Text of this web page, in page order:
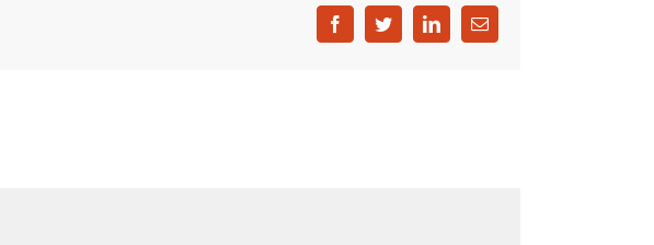
FacebookTwitterLinkedIn
E-
mail